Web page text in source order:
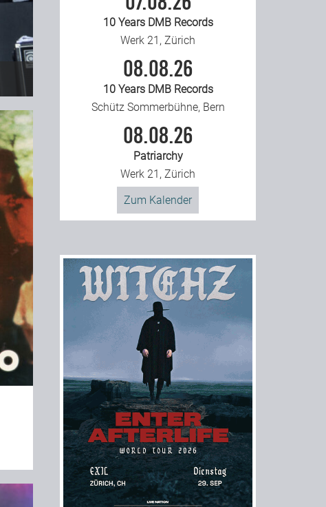
10 Years DMB Records
Werk 21, Zürich
08.08.26
10 Years DMB Records
Schütz Sommerbühne, Bern
08.08.26
Patriarchy
Werk 21, Zürich
Zum Kalender